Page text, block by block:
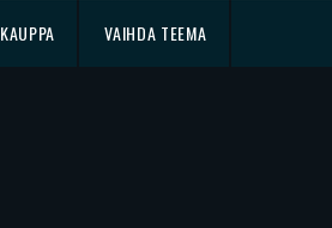
KAUPPA VAIHDA TEEMA